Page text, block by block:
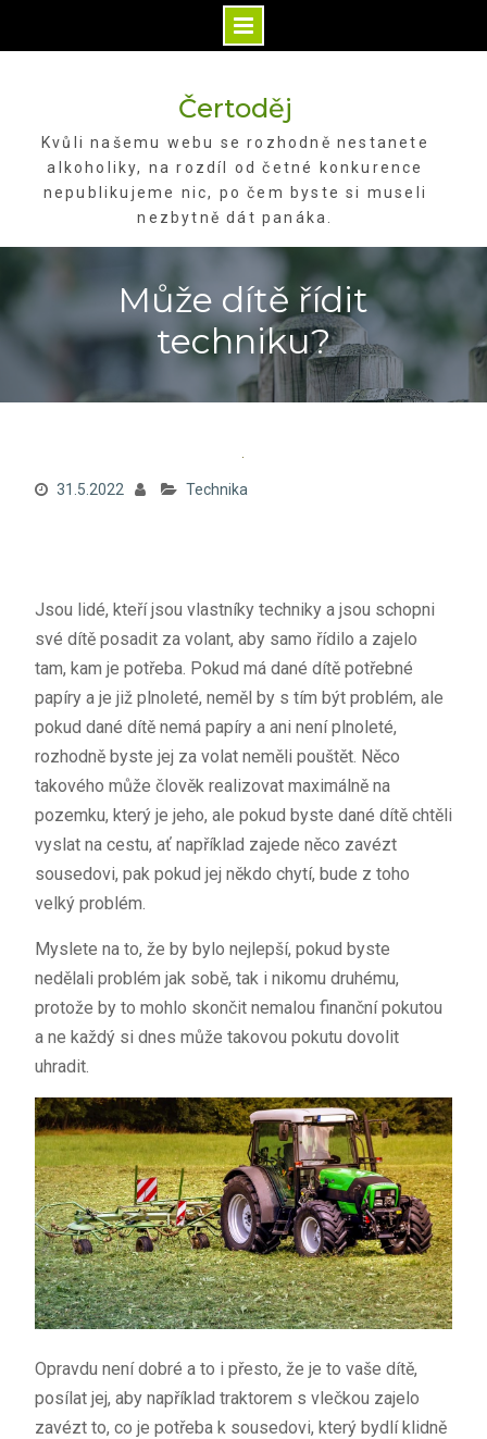
Čertoděj
Kvůli našemu webu se rozhodně nestanete
alkoholiky, na rozdíl od četné konkurence
nepublikujeme nic, po čem byste si museli
nezbytně dát panáka.
Může dítě řídit
techniku?
31.5.2022 Technika
Jsou lidé, kteří jsou vlastníky techniky a jsou schopni
své dítě posadit za volant, aby samo řídilo a zajelo
tam, kam je potřeba. Pokud má dané dítě potřebné
papíry a je již plnoleté, neměl by s tím být problém, ale
pokud dané dítě nemá papíry a ani není plnoleté,
rozhodně byste jej za volat neměli pouštět. Něco
takového může člověk realizovat maximálně na
pozemku, který je jeho, ale pokud byste dané dítě chtěli
vyslat na cestu, ať například zajede něco zavézt
sousedovi, pak pokud jej někdo chytí, bude z toho
velký problém.
Myslete na to, že by bylo nejlepší, pokud byste
nedělali problém jak sobě, tak i nikomu druhému,
protože by to mohlo skončit nemalou finanční pokutou
a ne každý si dnes může takovou pokutu dovolit
uhradit.
Opravdu není dobré a to i přesto, že je to vaše dítě,
posílat jej, aby například traktorem s vlečkou zajelo
zavézt to, co je potřeba k sousedovi, který bydlí klidně